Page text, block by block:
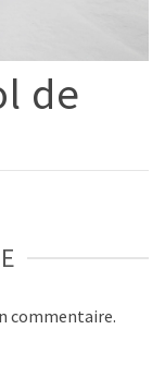
de
commentaire.